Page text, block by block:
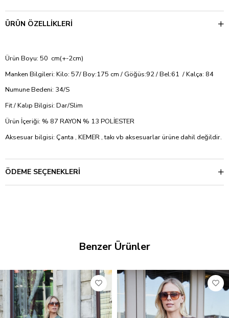
ÜRÜN ÖZELLIKLERI
Ürün Boyu: 50 cm(+-2cm)
Manken Bilgileri: Kilo: 57/ Boy:175 cm / Göğüs:92 / Bel:61 / Kalça: 84
Numune Bedeni: 34/S
Fit / Kalıp Bilgisi: Dar/Slim
Ürün İçeriği: % 87 RAYON % 13 POLİESTER
Aksesuar bilgisi: Çanta , KEMER , takı vb aksesuarlar ürüne dahil değildir.
ÖDEME SEÇENEKLERI
Benzer Ürünler